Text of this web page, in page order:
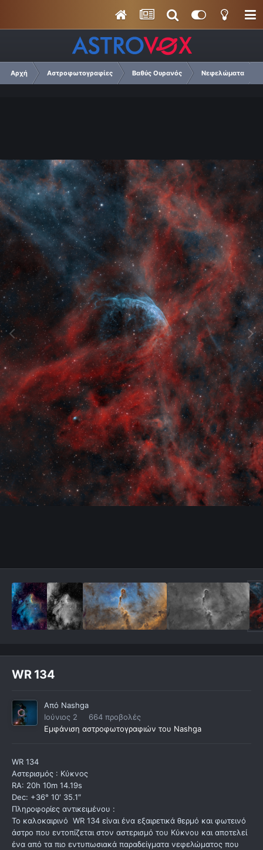
Αρχή Αστροφωτογραφίες Βαθύς Ουρανός Νεφελώματα
WR 134
Από Nashga
Ιούνιος 2
664 προβολές
Εμφάνιση αστροφωτογραφιών του Nashga
WR 134
Αστερισμός : Κύκνος
RA: 20h 10m 14.19s
Dec: +36° 10′ 35.1″
Πληροφορίες αντικειμένου :
Το καλοκαιρινό WR 134 είναι ένα εξαιρετικά θερμό και φωτεινό
άστρο που εντοπίζεται στον αστερισμό του Κύκνου και αποτελεί
ένα από τα πιο εντυπωσιακά παραδείγματα νεφελώματος που